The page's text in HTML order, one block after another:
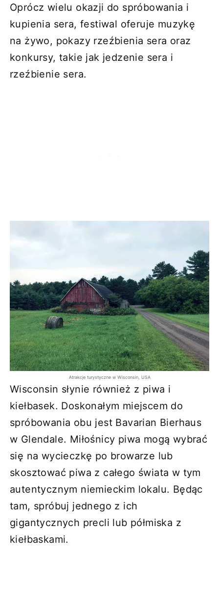
Oprócz wielu okazji do spróbowania i
kupienia sera, festiwal oferuje muzykę
na żywo, pokazy rzeźbienia sera oraz
konkursy, takie jak jedzenie sera i
rzeźbienie sera.
Atrakcje turystyczne w Wisconsin, USA
Wisconsin słynie również z piwa i
kiełbasek. Doskonałym miejscem do
spróbowania obu jest Bavarian Bierhaus
w Glendale. Miłośnicy piwa mogą wybrać
się na wycieczkę po browarze lub
skosztować piwa z całego świata w tym
autentycznym niemieckim lokalu. Będąc
tam, spróbuj jednego z ich
gigantycznych precli lub półmiska z
kiełbaskami.